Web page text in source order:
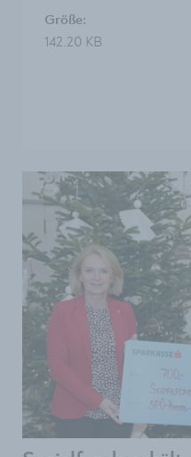
Größe:
142.20 KB